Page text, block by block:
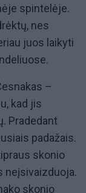
spintelėje.
nes
juos laikyti
–
kad jis
Pradedant
padažais.
skonio
neįsivaizduoja.
skonio